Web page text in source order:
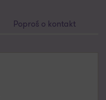
Poproś o kontakt